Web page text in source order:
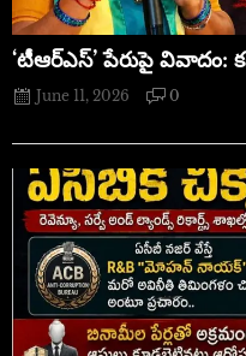
‘టీఆర్ఎస్’ పేరుపై వివాదం:
June 11, 2026 0